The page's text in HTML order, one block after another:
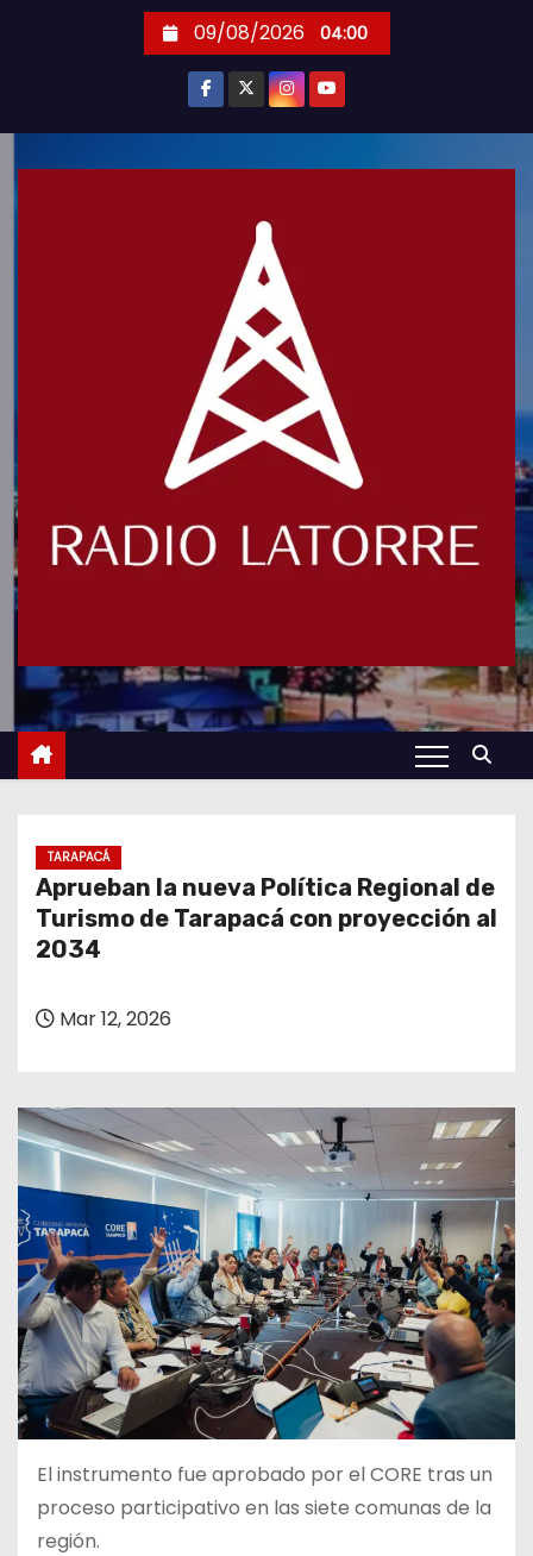
09/08/2026 04:00
TARAPACÁ
Aprueban la nueva Política Regional de
Turismo de Tarapacá con proyección al
2034
Mar 12, 2026
El instrumento fue aprobado por el CORE tras un
proceso participativo en las siete comunas de la
región.